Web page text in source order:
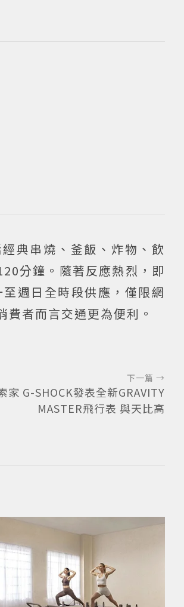
典串燒、釜飯、炸物、飲
分鐘。隨著反應熱烈，即
週日全時段供應，僅限網
者而言交通更為便利。
下一篇 →
家 G-SHOCK發表全新GRAVITY
MASTER飛行表 與天比高